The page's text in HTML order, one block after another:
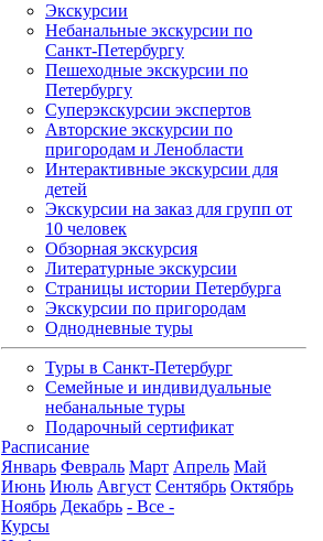
Экскурсии
Небанальные экскурсии по
Санкт-Петербургу
Пешеходные экскурсии по
Петербургу
Суперэкскурсии экспертов
Авторские экскурсии по
пригородам и Ленобласти
Интерактивные экскурсии для
детей
Экскурсии на заказ для групп от
10 человек
Обзорная экскурсия
Литературные экскурсии
Страницы истории Петербурга
Экскурсии по пригородам
Однодневные туры
Туры в Санкт-Петербург
Семейные и индивидуальные
небанальные туры
Подарочный сертификат
Расписание
Январь Февраль Март Апрель Май
Июнь Июль Август Сентябрь Октябрь
Ноябрь Декабрь - Все -
Курсы